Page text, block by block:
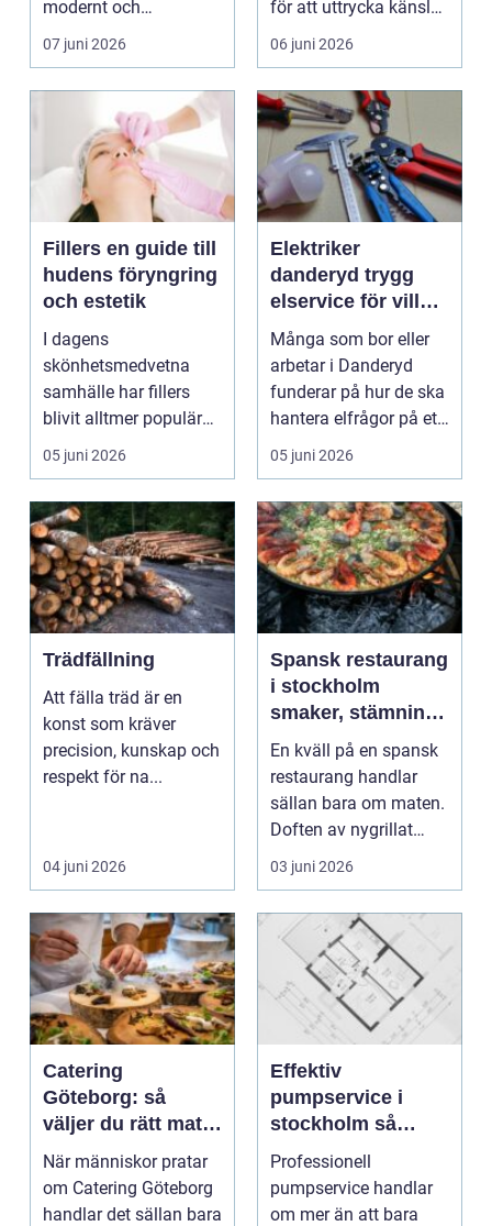
modernt och
funktionellt boende
eller en väl...
07 juni 2026
för att uttrycka känslor
som annars...
06 juni 2026
Fillers en guide till
hudens föryngring
och estetik
I dagens
skönhetsmedvetna
samhälle har fillers
blivit alltmer populära
för att hantera
ålderstecken ...
05 juni 2026
Elektriker
danderyd trygg
elservice för villa,
bostadsrätt och
företag
Många som bor eller
arbetar i Danderyd
funderar på hur de ska
hantera elfrågor på ett
säkert och sma...
05 juni 2026
Trädfällning
Att fälla träd är en
konst som kräver
precision, kunskap och
respekt för na...
04 juni 2026
Spansk restaurang
i stockholm
smaker, stämning
och smarta val
En kväll på en spansk
restaurang handlar
sällan bara om maten.
Doften av nygrillat
kött, ljudet av k...
03 juni 2026
Catering
Göteborg: så
väljer du rätt mat
till fest och vardag
När människor pratar
om Catering Göteborg
handlar det sällan bara
Effektiv
pumpservice i
stockholm så
undviker du
kostsamma
driftstopp
Professionell
pumpservice handlar
om mer än att bara